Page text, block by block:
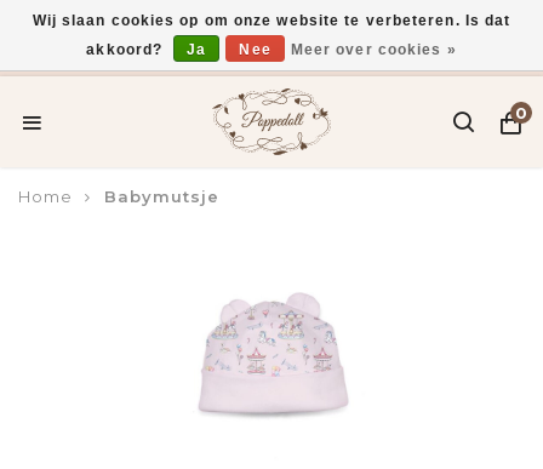
Voor 15:00 uur besteld, vandaag verzonden*
0
Home Babymutsje
Wij slaan cookies op om onze website te verbeteren. Is dat
akkoord?
Ja Nee Meer over cookies »